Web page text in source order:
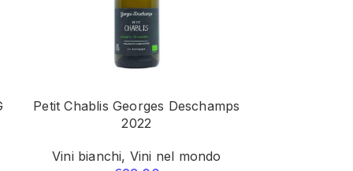
Petit Chablis Georges Deschamps
2022
Vini bianchi, Vini nel mondo